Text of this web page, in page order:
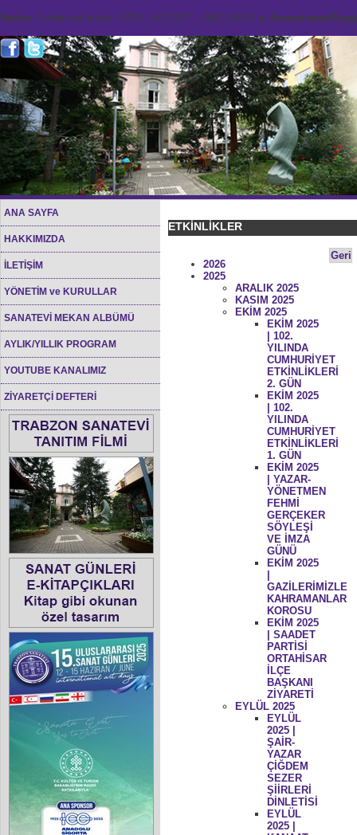
Notice: Undefined index: HTTP_ACCEPT_LANGUAGE in /home/
ANA SAYFA
HAKKIMIZDA
İLETİŞİM
YÖNETİM ve KURULLAR
SANATEVİ MEKAN ALBÜMÜ
AYLIK/YILLIK PROGRAM
YOUTUBE KANALIMIZ
ZİYARETÇİ DEFTERİ
ETKİNLİKLER
Geri
2026
2025
ARALIK 2025
KASIM 2025
EKİM 2025
EKİM 2025
| 102.
YILINDA
CUMHURİYET
ETKİNLİKLERİ
2. GÜN
EKİM 2025
| 102.
YILINDA
CUMHURİYET
ETKİNLİKLERİ
1. GÜN
EKİM 2025
| YAZAR-
YÖNETMEN
FEHMİ
GERÇEKER
SÖYLEŞİ
VE İMZA
GÜNÜ
EKİM 2025
GAZİLERİMİZLE
KAHRAMANLAR
KOROSU
EKİM 2025
| SAADET
PARTİSİ
ORTAHİSAR
İLÇE
BAŞKANI
ZİYARETİ
EYLÜL 2025
EYLÜL
2025 |
ŞAİR-
YAZAR
ÇİĞDEM
SEZER
ŞİİRLERİ
DİNLETİSİ
EYLÜL
2025 |